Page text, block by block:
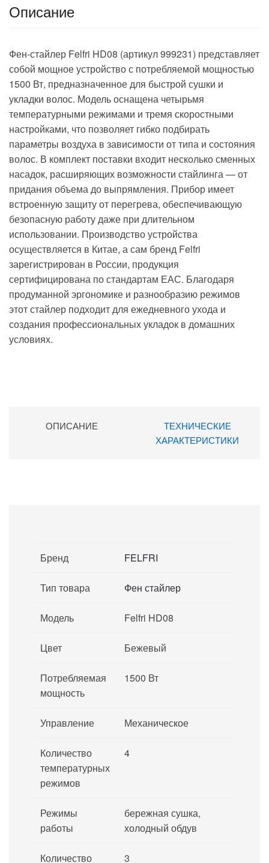
Описание
Фен-стайлер Felfri HD08 (артикул 999231) представляет
собой мощное устройство с потребляемой мощностью
1500 Вт, предназначенное для быстрой сушки и
укладки волос. Модель оснащена четырьмя
температурными режимами и тремя скоростными
настройками, что позволяет гибко подбирать
параметры воздуха в зависимости от типа и состояния
волос. В комплект поставки входит несколько сменных
насадок, расширяющих возможности стайлинга — от
придания объема до выпрямления. Прибор имеет
встроенную защиту от перегрева, обеспечивающую
безопасную работу даже при длительном
использовании. Производство устройства
осуществляется в Китае, а сам бренд Felfri
зарегистрирован в России, продукция
сертифицирована по стандартам ЕАС. Благодаря
продуманной эргономике и разнообразию режимов
этот стайлер подходит для ежедневного ухода и
создания профессиональных укладок в домашних
условиях.
ОПИСАНИЕ
ТЕХНИЧЕСКИЕ
ХАРАКТЕРИСТИКИ
Бренд FELFRI
Тип товара Фен стайлер
Модель Felfri HD08
Цвет Бежевый
Потребляемая
мощность
1500 Вт
Управление Механическое
Количество
температурных
режимов
4
Режимы
работы
бережная сушка,
холодный обдув
Количество 3